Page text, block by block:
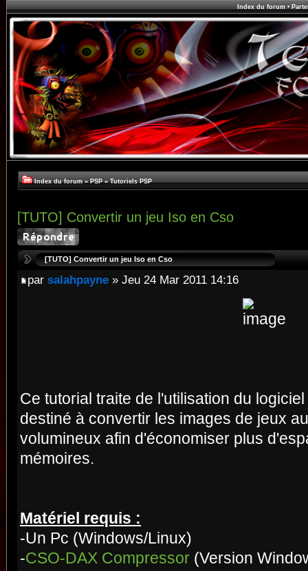
Index du forum•
Index du forum » PSP » Tutoriels PSP
[TUTO] Convertir un jeu Iso en Cso
[TUTO] Convertir un jeu Iso en Cso
par salahpayne » Jeu 24 Mar 2011 14:16
Ce tutorial traite de l'utilisation du
destiné à convertir les images de jeux
volumineux afin d'économiser plus
mémoires.
Matériel requis :
-Un Pc (Windows/Linux)
-CSO-DAX Compressor (Version